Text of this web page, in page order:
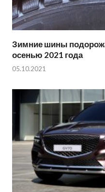
Зимние шины
осенью 2021 года
05.10.2021